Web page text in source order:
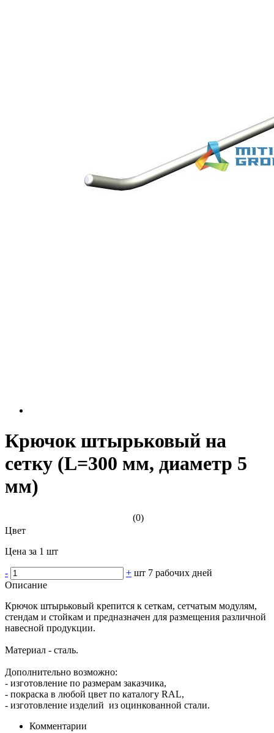
Крючок штырьковый на
сетку (L=300 мм, диаметр 5
мм)
(0)
Цвет
Цена за 1 шт
- + шт 7 рабочих дней
Описание
Крючок штырьковый крепится к сеткам, сетчатым модулям,
стендам и стойкам и предназначен для размещения различной
навесной продукции.
Материал - сталь.
Дополнительно возможно:
- изготовление по размерам заказчика,
- покраска в любой цвет по каталогу RAL,
- изготовление изделий из оцинкованной стали.
Комментарии